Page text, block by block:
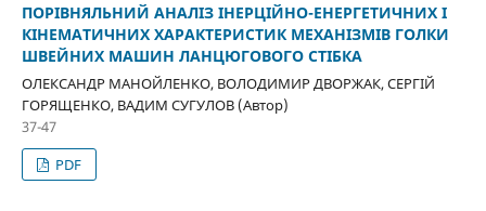
ПОРІВНЯЛЬНИЙ АНАЛІЗ ІНЕРЦІЙНО-ЕНЕРГЕТИЧНИХ І
КІНЕМАТИЧНИХ ХАРАКТЕРИСТИК МЕХАНІЗМІВ ГОЛКИ
ШВЕЙНИХ МАШИН ЛАНЦЮГОВОГО СТІБКА
ОЛЕКСАНДР МАНОЙЛЕНКО, ВОЛОДИМИР ДВОРЖАК, СЕРГІЙ
ГОРЯЩЕНКО, ВАДИМ СУГУЛОВ (Автор)
37-47
PDF